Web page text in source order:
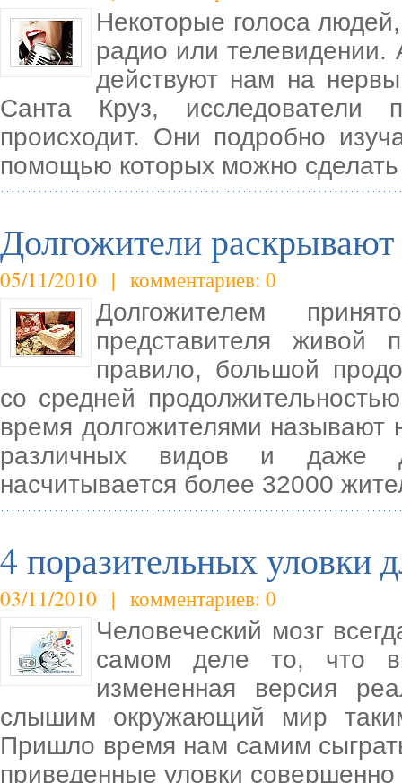
Некоторые голоса
радио или телевидении.
действуют нам на
Санта Круз, исследователи
происходит. Они подробно
помощью которых можно сделать
Долгожители раскрывают
05/11/2010 | комментариев: 0
Долгожителем
представителя живой
правило, большой
со средней
время долгожителями называют
различных видов и даже
насчитывается более 32000
4 поразительных уловки
03/11/2010 | комментариев: 0
Человеческий мозг
самом деле то, что
измененная версия
слышим окружающий мир
Пришло время нам самим
приведенные уловки